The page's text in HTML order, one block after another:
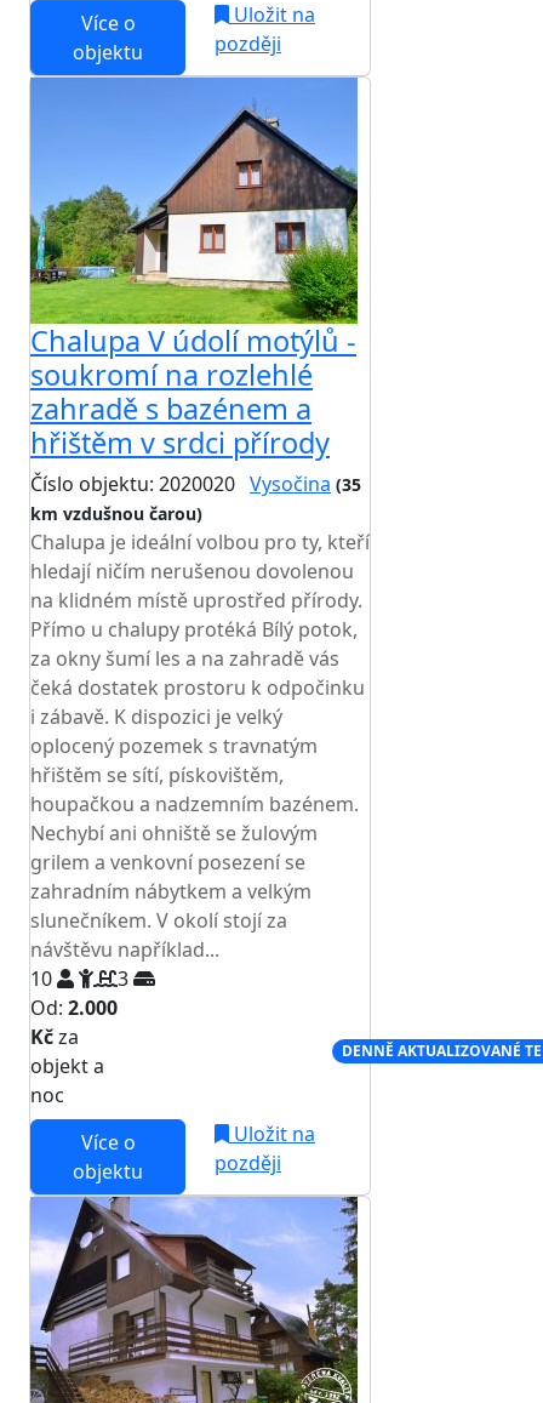
Více o
objektu
Uložit na
později
Chalupa V údolí motýlů -
soukromí na rozlehlé
zahradě s bazénem a
hřištěm v srdci přírody
Číslo objektu: 2020020 Vysočina (35
km vzdušnou čarou)
Chalupa je ideální volbou pro ty, kteří
hledají ničím nerušenou dovolenou
na klidném místě uprostřed přírody.
Přímo u chalupy protéká Bílý potok,
za okny šumí les a na zahradě vás
čeká dostatek prostoru k odpočinku
i zábavě. K dispozici je velký
oplocený pozemek s travnatým
hřištěm se sítí, pískovištěm,
houpačkou a nadzemním bazénem.
Nechybí ani ohniště se žulovým
grilem a venkovní posezení se
zahradním nábytkem a velkým
slunečníkem. V okolí stojí za
návštěvu například...
10
3
Od: 2.000
Kčza
objekt a
noc
DENNĚ AKTUALIZOVANÉ
Více o
objektu
Uložit na
později